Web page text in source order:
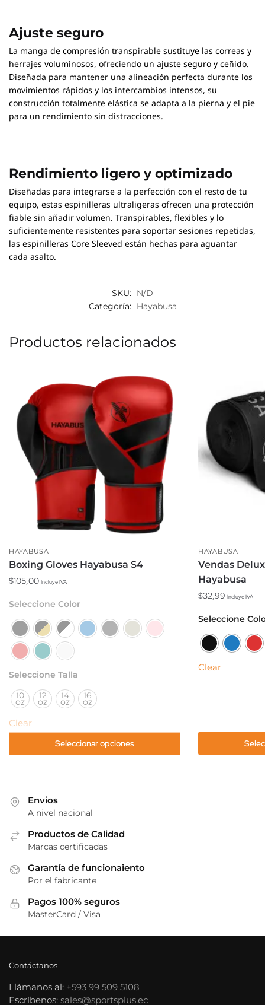
Ajuste seguro
La manga de compresión transpirable sustituye las correas y
herrajes voluminosos, ofreciendo un ajuste seguro y ceñido.
Diseñada para mantener una alineación perfecta durante los
movimientos rápidos y los intercambios intensos, su
construcción totalmente elástica se adapta a la pierna y el pie
para un rendimiento sin distracciones.
Rendimiento ligero y optimizado
Diseñadas para integrarse a la perfección con el resto de tu
equipo, estas espinilleras ultraligeras ofrecen una protección
fiable sin añadir volumen. Transpirables, flexibles y lo
suficientemente resistentes para soportar sesiones repetidas,
las espinilleras Core Sleeved están hechas para aguantar
cada asalto.
SKU: N/D
Categoría: Hayabusa
Productos relacionados
HAYABUSA
Boxing Gloves Hayabusa S4
$105,00 Incluye IVA
Seleccionar opciones
Este
tiene
múltiples
variantes.
Las
se
elegir
la
producto
Seleccione Color
Seleccione Talla
10
oz
12
oz
14
oz
16
oz
Clear
HAYABUSA
Vendas
Hayabusa
$32,99 Incluye IVA
Este
tiene
variantes.
pueden
en
Seleccione
Clear
Envios
A nivel nacional
Productos de Calidad
Marcas certificadas
Garantía de funcionaiento
Por el fabricante
Pagos 100% seguros
MasterCard / Visa
Contáctanos
Llámanos al: +593 99 509 5108
Escríbenos: sales@sportsplus.ec